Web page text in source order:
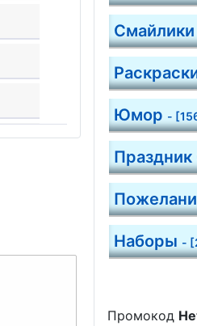
Смайлики
Юмор -
Наборы -
Промокод